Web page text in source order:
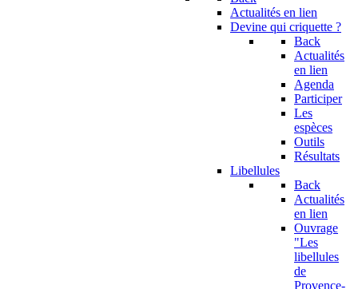
Actualités en lien
Devine qui criquette ?
Back
Actualités
en lien
Agenda
Participer
Les
espèces
Outils
Résultats
Libellules
Back
Actualités
en lien
Ouvrage
"Les
libellules
de
Provence-